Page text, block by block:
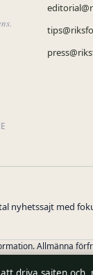
nyhetssajt med
Allmänna